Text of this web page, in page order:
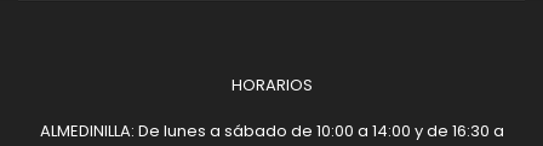
HORARIOS
ALMEDINILLA: De lunes a sábado de 10:00 a 14:00 y de 16:30 a